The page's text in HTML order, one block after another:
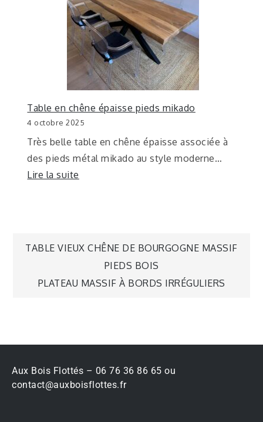
Table en chêne épaisse pieds mikado
4 octobre 2025
Très belle table en chêne épaisse associée à
des pieds métal mikado au style moderne…
Lire la suite
TABLE VIEUX CHÊNE DE BOURGOGNE MASSIF
PIEDS BOIS
PLATEAU MASSIF À BORDS IRRÉGULIERS
Aux Bois Flottés – 06 76 36 86 65 ou
contact@auxboisflottes.fr